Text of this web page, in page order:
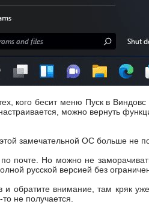
кого бесит меню Пуск в
можно вернуть
замечательной ОС больше не
почте. Но можно не
русской версией без
и обратите внимание, там кряк
не получается.